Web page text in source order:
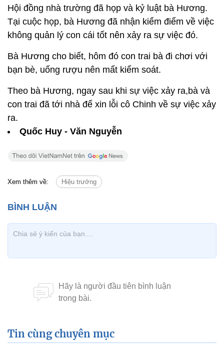
Hội đồng nhà trường đã họp và kỷ luật bà Hương.
Tại cuộc họp, bà Hương đã nhận kiểm điểm về việc
không quản lý con cái tốt nên xảy ra sự việc đó.
Bà Hương cho biết, hôm đó con trai bà đi chơi với
bạn bè, uống rượu nên mất kiểm soát.
Theo bà Hương, ngay sau khi sự việc xảy ra,bà và
con trai đã tới nhà để xin lỗi cô Chinh về sự việc xảy
ra.
Quốc Huy - Văn Nguyễn
Xem thêm về: Hiệu trưởng
Tin cùng chuyên mục